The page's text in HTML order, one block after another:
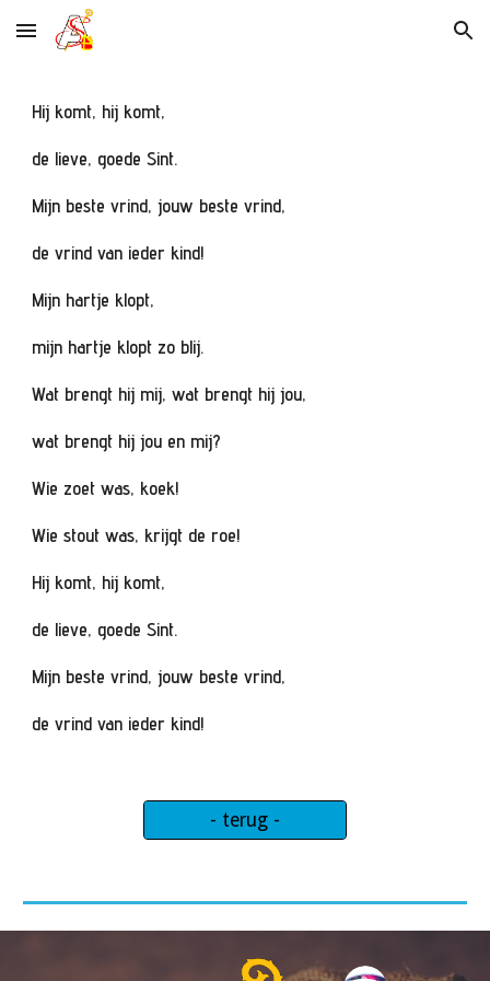
Skip to main content Skip to navigation
Hij komt, hij komt,
de lieve, goede Sint.
Mijn beste vrind, jouw beste vrind,
de vrind van ieder kind!
Mijn hartje klopt,
mijn hartje klopt zo blij.
Wat brengt hij mij, wat brengt hij jou,
wat brengt hij jou en mij?
Wie zoet was, koek!
Wie stout was, krijgt de roe!
Hij komt, hij komt,
de lieve, goede Sint.
Mijn beste vrind, jouw beste vrind,
de vrind van ieder kind!
- terug -